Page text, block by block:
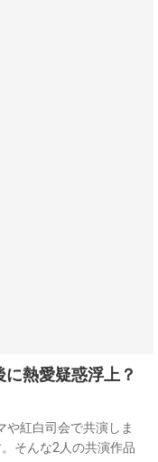
熱愛疑惑浮上？
や紅白司会で共演しま
そんな2人の共演作品